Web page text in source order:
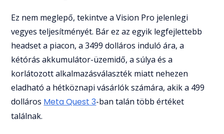
Ez nem meglepő, tekintve a Vision Pro jelenlegi
vegyes teljesítményét. Bár ez az egyik legfejlettebb
headset a piacon, a 3499 dolláros induló ára, a
kétórás akkumulátor-üzemidő, a súlya és a
korlátozott alkalmazásválaszték miatt nehezen
eladható a hétköznapi vásárlók számára, akik a 499
dolláros Meta Quest 3-ban talán több értéket
találnak.